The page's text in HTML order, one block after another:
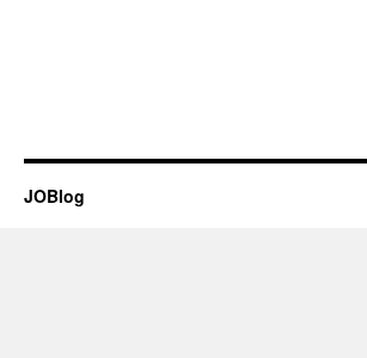
JOBlog